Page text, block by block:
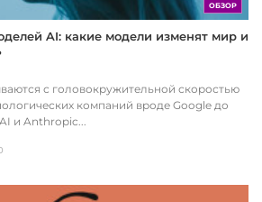
ОБЗОР
AI: какие модели изменят мир и
с головокружительной скоростью
компаний вроде Google до
и Anthropic...